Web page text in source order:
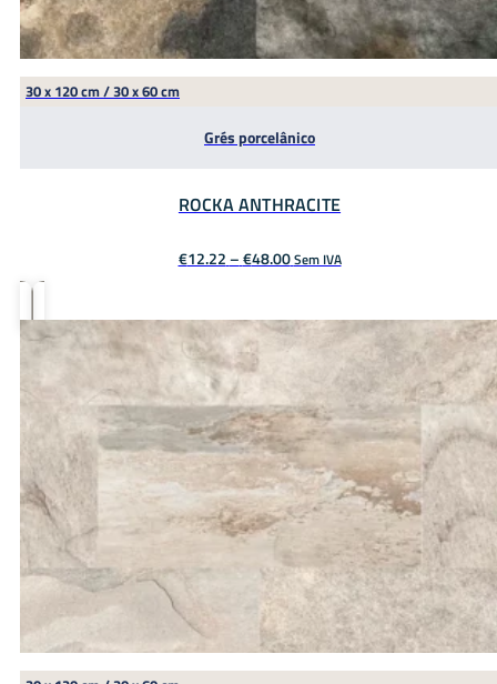
30 x 120 cm / 30 x 60 cm
Grés porcelânico
ROCKA ANTHRACITE
€12.22–€48.00Price
range:
€48.00
Sem IVA